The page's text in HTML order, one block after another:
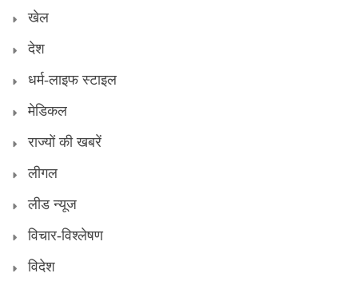
खेल
देश
धर्म-लाइफ स्टाइल
मेडिकल
राज्यों की खबरें
लीगल
लीड न्यूज
विचार-विश्लेषण
विदेश